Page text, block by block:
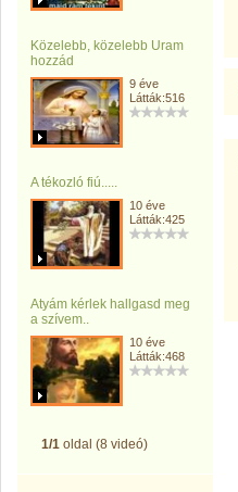
Közelebb, közelebb Uram
hozzád
9 éve
Látták:516
A tékozló fiú.....
10 éve
Látták:425
Atyám kérlek hallgasd meg
a szívem..
10 éve
Látták:468
1/1 oldal (8 videó)